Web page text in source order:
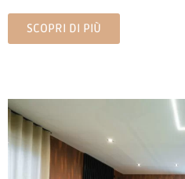
SCOPRI DI PIÙ